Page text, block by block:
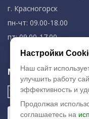
г. Красногорск
пн-чт: 09.00-18.00
пт: 09.00-17.00
Мы в соц. сетях
Настройки
Наш сайт
улучшить работу
эффективность и
Продолжая
соглашаетесь на